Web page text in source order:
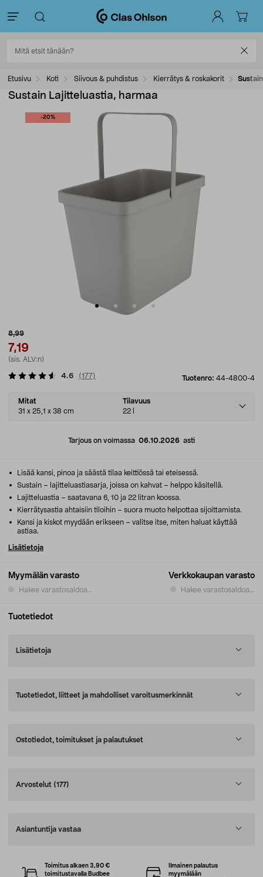
Etusivu Koti Siivous & puhdistus Kierrätys & roskakorit
Sustain Lajitteluastia, harmaa
-20%
8,99
7,19
(sis. ALV:n)
Tuotenro: 44-4800-4
4.6 (177)
Select
variant
Mitat
31 x 25,1 x 38 cm
Tilavuus
22 l
Tarjous on voimassa 06.10.2026 asti
Myymälän varasto
Hakee varastosaldoa...
Verkkokaupan varasto
Hakee varastosaldoa...
Lisää kansi, pinoa ja säästä tilaa keittiössä tai eteisessä.
Sustain – lajitteluastiasarja, joissa on kahvat – helppo käsitellä.
Lajitteluastia – saatavana 6, 10 ja 22 litran koossa.
Kierrätysastia ahtaisiin tiloihin – suora muoto helpottaa sijoittamista.
Kansi ja kiskot myydään erikseen – valitse itse, miten haluat käyttää
astiaa.
Lisätietoja
Tuotetiedot
Lisätietoja
Tuotetiedot, liitteet ja mahdolliset varoitusmerkinnät
Ostotiedot, toimitukset ja palautukset
Arvostelut (177)
Asiantuntija vastaa
Toimitus alkaen 3,90 €
toimitustavalla Budbee
Ilmainen palautus
myymälään